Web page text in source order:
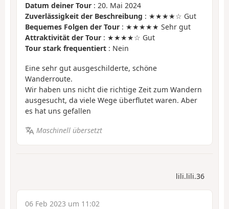
Datum deiner Tour : 20. Mai 2024
Zuverlässigkeit der Beschreibung : ★★★★☆ Gut
Bequemes Folgen der Tour : ★★★★★ Sehr gut
Attraktivität der Tour : ★★★★☆ Gut
Tour stark frequentiert : Nein
Eine sehr gut ausgeschilderte, schöne
Wanderroute.
Wir haben uns nicht die richtige Zeit zum Wandern
ausgesucht, da viele Wege überflutet waren. Aber
es hat uns gefallen
Maschinell übersetzt
lili.lili.36
06 Feb 2023 um 11:02